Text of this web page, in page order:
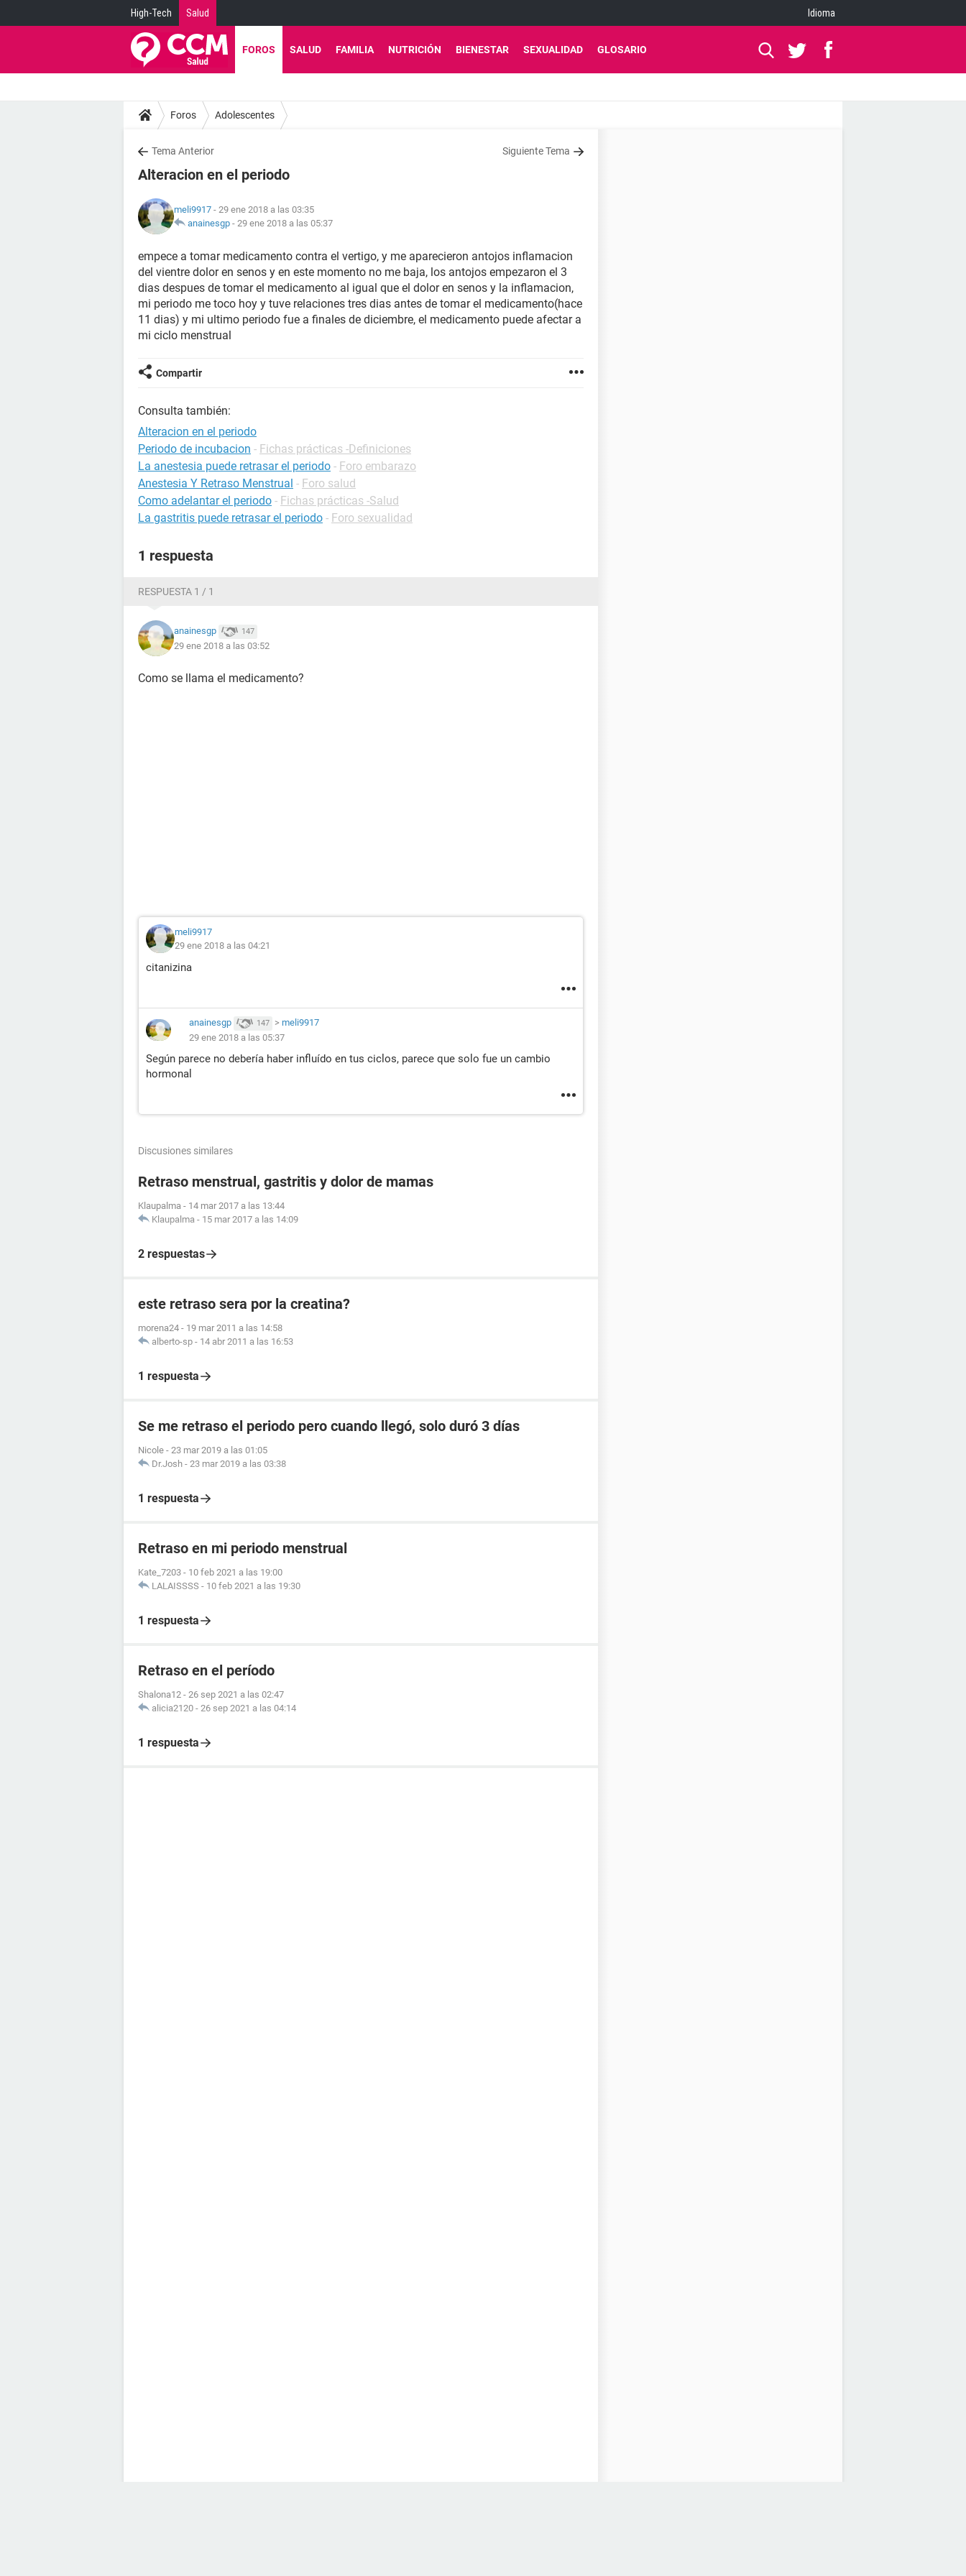
High-Tech Salud Idioma
FOROS SALUD FAMILIA NUTRICIÓN BIENESTAR SEXUALIDAD GLOSARIO
Foros Adolescentes
Tema Anterior Siguiente Tema
Alteracion en el periodo
meli9917 - 29 ene 2018 a las 03:35
anainesgp - 29 ene 2018 a las 05:37
empece a tomar medicamento contra el vertigo, y me aparecieron antojos inflamacion
del vientre dolor en senos y en este momento no me baja, los antojos empezaron el 3
dias despues de tomar el medicamento al igual que el dolor en senos y la inflamacion,
mi periodo me toco hoy y tuve relaciones tres dias antes de tomar el medicamento(hace
11 dias) y mi ultimo periodo fue a finales de diciembre, el medicamento puede afectar a
mi ciclo menstrual
Compartir
Consulta también:
Alteracion en el periodo
Periodo de incubacion - Fichas prácticas -Definiciones
La anestesia puede retrasar el periodo - Foro embarazo
Anestesia Y Retraso Menstrual - Foro salud
Como adelantar el periodo - Fichas prácticas -Salud
La gastritis puede retrasar el periodo - Foro sexualidad
1 respuesta
RESPUESTA 1 / 1
anainesgp 147
29 ene 2018 a las 03:52
Como se llama el medicamento?
meli9917
29 ene 2018 a las 04:21
citanizina
anainesgp 147 > meli9917
29 ene 2018 a las 05:37
Según parece no debería haber influído en tus ciclos, parece que solo fue un cambio
hormonal
Discusiones similares
Retraso menstrual, gastritis y dolor de mamas
Klaupalma - 14 mar 2017 a las 13:44
Klaupalma - 15 mar 2017 a las 14:09
2 respuestas
este retraso sera por la creatina?
morena24 - 19 mar 2011 a las 14:58
alberto-sp - 14 abr 2011 a las 16:53
1 respuesta
Se me retraso el periodo pero cuando llegó, solo duró 3 días
Nicole - 23 mar 2019 a las 01:05
Dr.Josh - 23 mar 2019 a las 03:38
1 respuesta
Retraso en mi periodo menstrual
Kate_7203 - 10 feb 2021 a las 19:00
LALAISSSS - 10 feb 2021 a las 19:30
1 respuesta
Retraso en el período
Shalona12 - 26 sep 2021 a las 02:47
alicia2120 - 26 sep 2021 a las 04:14
1 respuesta